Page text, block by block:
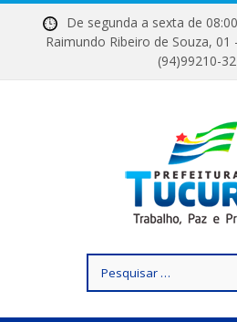
De segunda a sexta de
Raimundo Ribeiro de Souza,
(94)99210-
por: